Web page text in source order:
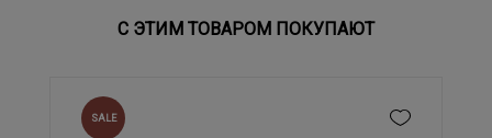
С ЭТИМ ТОВАРОМ ПОКУПАЮТ
SALE